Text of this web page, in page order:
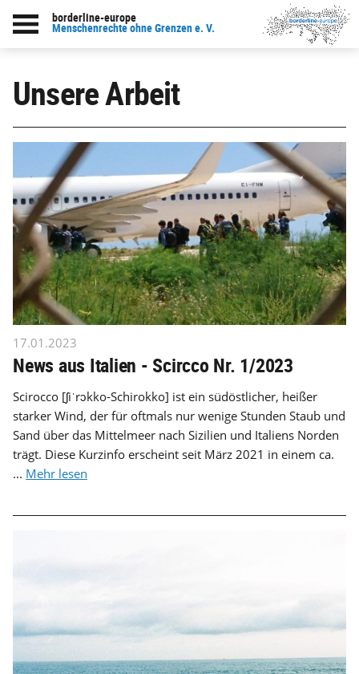
borderline-europe
Menschenrechte ohne Grenzen e. V.
Unsere Arbeit
17.01.2023
News aus Italien - Scircco Nr. 1/2023
Scirocco [ʃiˈrɔkko-Schirokko] ist ein südöstlicher, heißer
starker Wind, der für oftmals nur wenige Stunden Staub und
Sand über das Mittelmeer nach Sizilien und Italiens Norden
trägt. Diese Kurzinfo erscheint seit März 2021 in einem ca.
... Mehr lesen